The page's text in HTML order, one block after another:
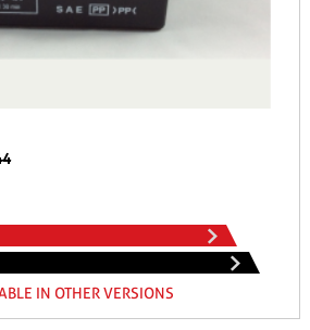
IN OTHER VERSIONS